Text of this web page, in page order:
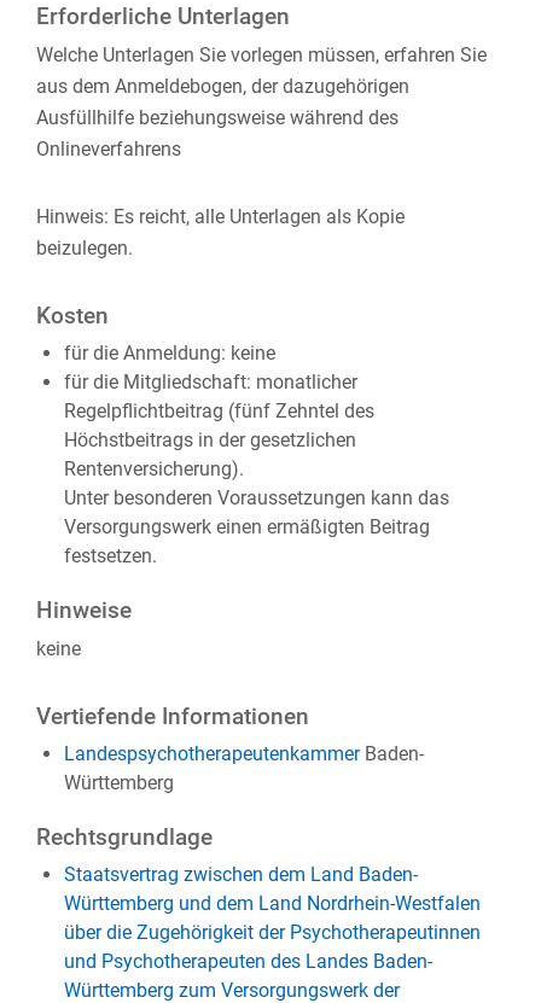
Erforderliche Unterlagen
Welche Unterlagen Sie vorlegen müssen, erfahren Sie
aus dem Anmeldebogen, der dazugehörigen
Ausfüllhilfe beziehungsweise während des
Onlineverfahrens
Hinweis: Es reicht, alle Unterlagen als Kopie
beizulegen.
Kosten
für die Anmeldung: keine
für die Mitgliedschaft: monatlicher
Regelpflichtbeitrag (fünf Zehntel des
Höchstbeitrags in der gesetzlichen
Rentenversicherung).
Unter besonderen Voraussetzungen kann das
Versorgungswerk einen ermäßigten Beitrag
festsetzen.
Hinweise
keine
Vertiefende Informationen
LandespsychotherapeutenkammerBaden-
Württemberg
Rechtsgrundlage
Staatsvertrag zwischen dem Land Baden-
Württemberg und dem Land Nordrhein-Westfalen
über die Zugehörigkeit der Psychotherapeutinnen
und Psychotherapeuten des Landes Baden-
Württemberg zum Versorgungswerk der